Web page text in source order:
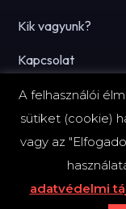
Kik vagyunk?
Kapcsolat
Hírlevél
© 2026
A felhasználói
sütiket (cookie)
vagy az
adatvédelmi